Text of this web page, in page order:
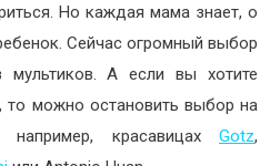
Но каждая мама знает, о
Сейчас огромный выбор
А если вы хотите
то можно остановить выбор на
например, красавицах Gotz,